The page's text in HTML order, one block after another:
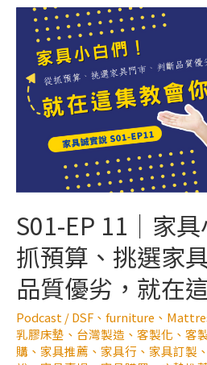
S01-EP 11｜家
抓預算、挑選家
品質優劣，就在
Podcast/DSF 、 furniture 、
乳膠床墊 、 台灣製造 、 客製化 、 客
購 、 家具推薦 、 家具行 、 家具訂製 、